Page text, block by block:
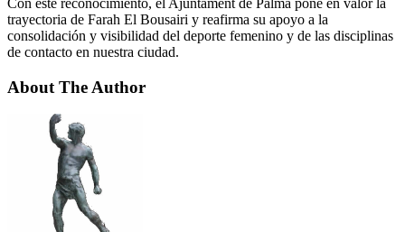
trayectoria de Farah El Bousairi y reafirma su apoyo a la
consolidación y visibilidad del deporte femenino y de las disciplinas
de contacto en nuestra ciudad.
About The Author